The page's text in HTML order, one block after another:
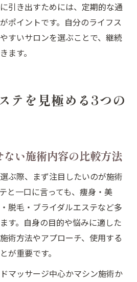
引き出すためには、定期的な通
ポイントです。自分のライフス
すいサロンを選ぶことで、継続
ます。
テを見極める3つの
い施術内容の比較方法
ぶ際、まず注目したいのが施術
と一口に言っても、痩身・美
脱毛・ブライダルエステなど多
す。自身の目的や悩みに適した
術方法やアプローチ、使用する
が重要です。
マッサージ中心かマシン施術か